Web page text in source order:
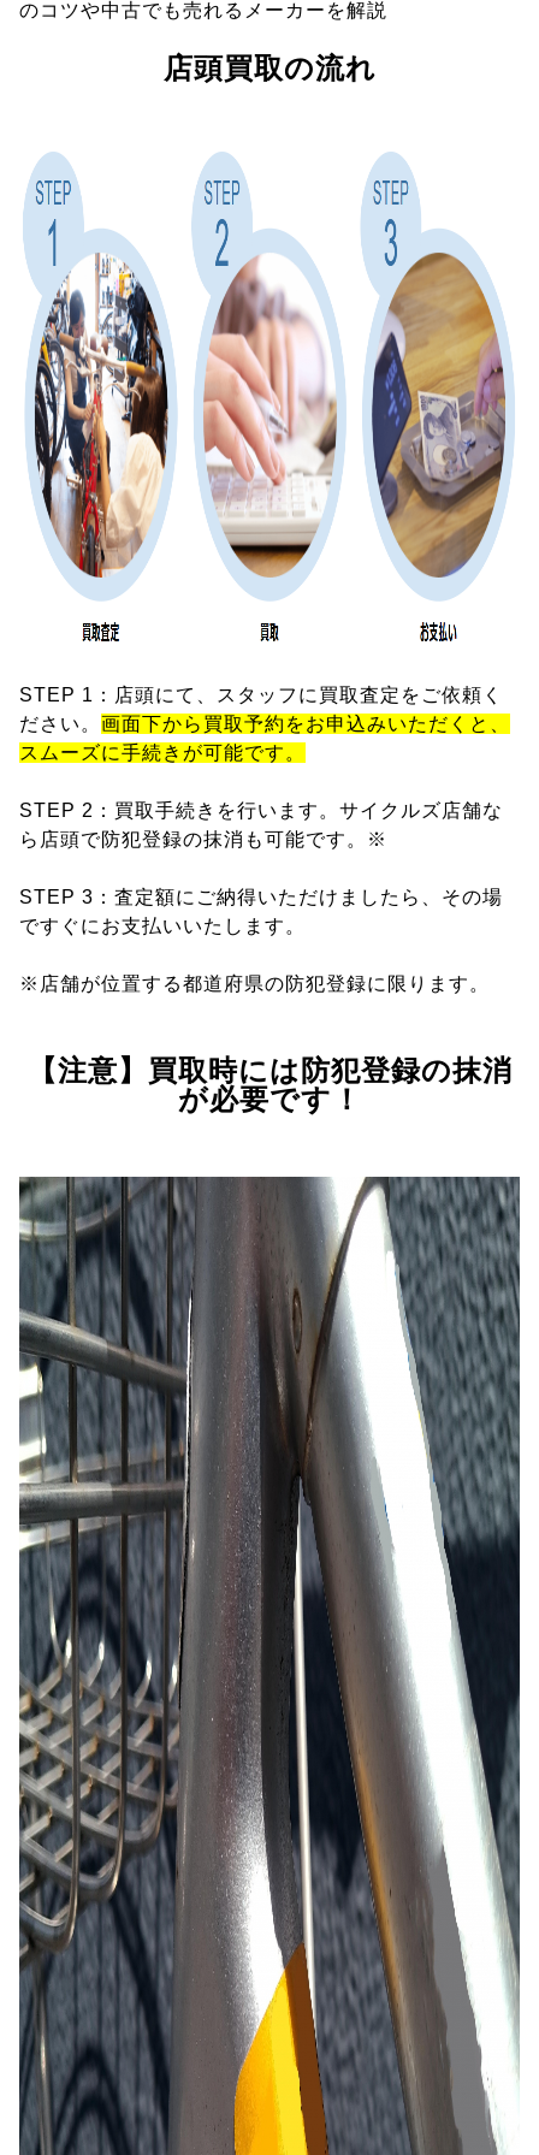
のコツや中古でも売れるメーカーを解説
店頭買取の流れ
STEP 1：店頭にて、スタッフに買取査定をご依頼く
ださい。 画面下から買取予約をお申込みいただくと、
スムーズに手続きが可能です。
STEP 2：買取手続きを行います。サイクルズ店舗な
ら店頭で防犯登録の抹消も可能です。※
STEP 3：査定額にご納得いただけましたら、その場
ですぐにお支払いいたします。
※店舗が位置する都道府県の防犯登録に限ります。
【注意】買取時には防犯登録の抹消
が必要です！